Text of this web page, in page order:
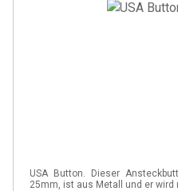
USA Button. Dieser
25mm, ist aus Metall und er